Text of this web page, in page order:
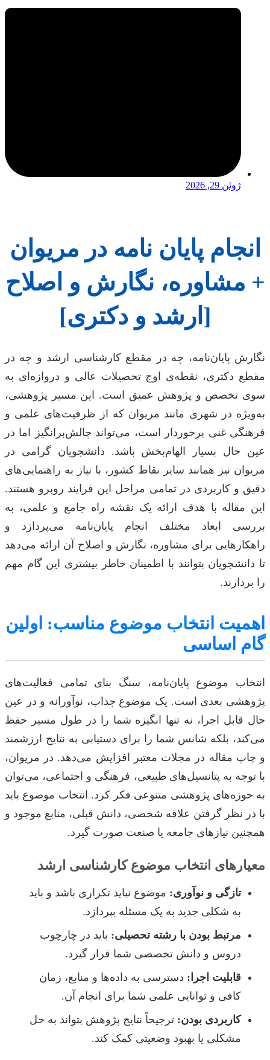
ژوئن 29, 2026
انجام پایان نامه در مریوان
+ مشاوره، نگارش و اصلاح
[ارشد و دکتری]
نگارش پایان‌نامه، چه در مقطع کارشناسی ارشد و چه در
مقطع دکتری، نقطه‌ی اوج تحصیلات عالی و دروازه‌ای به
سوی تخصص و پژوهش عمیق است. این مسیر پژوهشی،
به‌ویژه در شهری مانند مریوان که از ظرفیت‌های علمی و
فرهنگی غنی برخوردار است، می‌تواند چالش‌برانگیز اما در
عین حال بسیار الهام‌بخش باشد. دانشجویان گرامی در
مریوان نیز همانند سایر نقاط کشور، با نیاز به راهنمایی‌های
دقیق و کاربردی در تمامی مراحل این فرایند روبرو هستند.
این مقاله با هدف ارائه یک نقشه راه جامع و علمی، به
بررسی ابعاد مختلف انجام پایان‌نامه می‌پردازد و
راهکارهایی برای مشاوره، نگارش و اصلاح آن ارائه می‌دهد
تا دانشجویان بتوانند با اطمینان خاطر بیشتری این گام مهم
را بردارند.
اهمیت انتخاب موضوع مناسب: اولین
گام اساسی
انتخاب موضوع پایان‌نامه، سنگ بنای تمامی فعالیت‌های
پژوهشی بعدی است. یک موضوع جذاب، نوآورانه و در عین
حال قابل اجرا، نه تنها انگیزه شما را در طول مسیر حفظ
می‌کند، بلکه شانس شما را برای دستیابی به نتایج ارزشمند
و چاپ مقاله در مجلات معتبر افزایش می‌دهد. در مریوان،
با توجه به پتانسیل‌های طبیعی، فرهنگی و اجتماعی، می‌توان
به حوزه‌های پژوهشی متنوعی فکر کرد. انتخاب موضوع باید
با در نظر گرفتن علاقه شخصی، دانش قبلی، منابع موجود و
همچنین نیازهای جامعه یا صنعت صورت گیرد.
معیارهای انتخاب موضوع کارشناسی ارشد
تازگی و نوآوری: موضوع نباید تکراری باشد و باید
به شکلی جدید به یک مسئله بپردازد.
مرتبط بودن با رشته تحصیلی: باید در چارچوب
دروس و دانش تخصصی شما قرار گیرد.
قابلیت اجرا: دسترسی به داده‌ها و منابع، زمان
کافی و توانایی علمی شما برای انجام آن.
کاربردی بودن: ترجیحاً نتایج پژوهش بتواند به حل
مشکلی یا بهبود وضعیتی کمک کند.